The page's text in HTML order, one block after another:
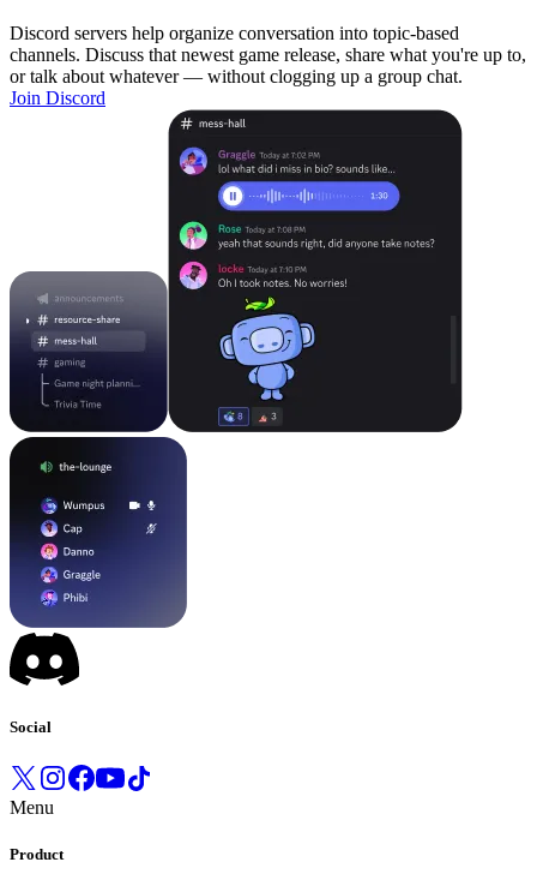
Discord servers help organize conversation into topic-based
channels. Discuss that newest game release, share what you're up to,
or talk about whatever — without clogging up a group chat.
Join Discord
Social
Menu
Product